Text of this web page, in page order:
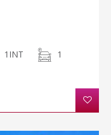
1INT 1